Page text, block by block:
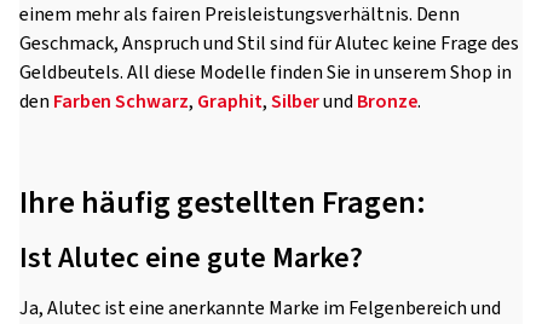
einem mehr als fairen Preisleistungsverhältnis. Denn
Geschmack, Anspruch und Stil sind für Alutec keine Frage des
Geldbeutels. All diese Modelle finden Sie in unserem Shop in
den FarbenSchwarz, Graphit,Silberund Bronze.
Ihre häufig gestellten Fragen:
Ist Alutec eine gute Marke?
Ja, Alutec ist eine anerkannte Marke im Felgenbereich und